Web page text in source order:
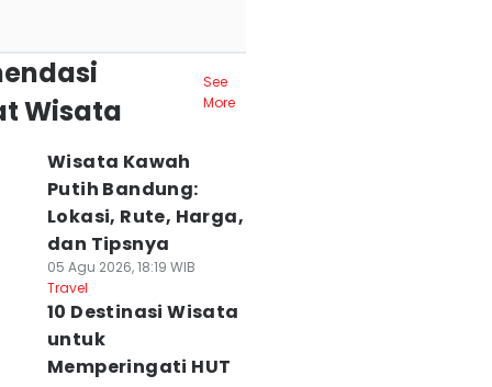
Wisata
See
More
Wisata Kawah
Putih Bandung:
Lokasi, Rute, Harga,
dan Tipsnya
05 Agu 2026, 18:19 WIB
Travel
10 Destinasi Wisata
untuk
Memperingati HUT